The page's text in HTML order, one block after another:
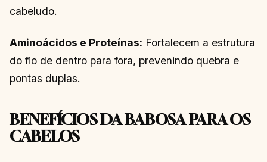
cabeludo.
Aminoácidos e Proteínas: Fortalecem a estrutura
do fio de dentro para fora, prevenindo quebra e
pontas duplas.
BENEFÍCIOS DA BABOSA PARA OS
CABELOS